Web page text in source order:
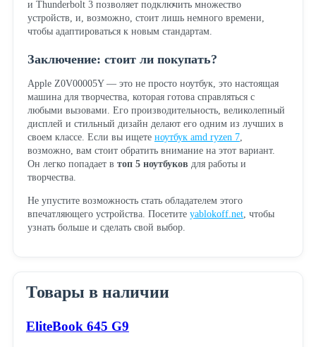
и Thunderbolt 3 позволяет подключить множество
устройств, и, возможно, стоит лишь немного времени,
чтобы адаптироваться к новым стандартам.
Заключение: стоит ли покупать?
Apple Z0V00005Y — это не просто ноутбук, это настоящая
машина для творчества, которая готова справляться с
любыми вызовами. Его производительность, великолепный
дисплей и стильный дизайн делают его одним из лучших в
своем классе. Если вы ищете ноутбук amd ryzen 7,
возможно, вам стоит обратить внимание на этот вариант.
Он легко попадает в топ 5 ноутбуков для работы и
творчества.
Не упустите возможность стать обладателем этого
впечатляющего устройства. Посетите yablokoff.net, чтобы
узнать больше и сделать свой выбор.
Товары в наличии
EliteBook 645 G9